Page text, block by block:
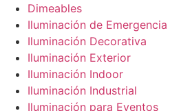
Dimeables
Iluminación de
Iluminación Decorativa
Iluminación Exterior
Iluminación Indoor
Iluminación Industrial
Iluminación para Eventos